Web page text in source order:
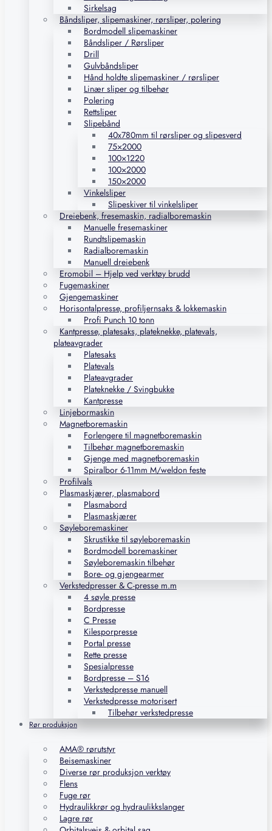
Sirkelsag
Båndsliper, slipemaskiner, rørsliper, polering
Bordmodell slipemaskiner
Båndsliper / Rørsliper
Drill
Gulvbåndsliper
Hånd holdte slipemaskiner / rørsliper
Linær sliper og tilbehør
Polering
Rettsliper
Slipebånd
40x780mm til rørsliper og slipesverd
75×2000
100×1220
100×2000
150×2000
Vinkelsliper
Slipeskiver til vinkelsliper
Dreiebenk, fresemaskin, radialboremaskin
Manuelle fresemaskiner
Rundtslipemaskin
Radialboremaskin
Manuell dreiebenk
Eromobil – Hjelp ved verktøy brudd
Fugemaskiner
Gjengemaskiner
Horisontalpresse, profiljernsaks & lokkemaskin
Profi Punch 10 tonn
Kantpresse, platesaks, plateknekke, platevals,
plateavgrader
Platesaks
Platevals
Plateavgrader
Plateknekke / Svingbukke
Kantpresse
Linjebormaskin
Magnetboremaskin
Forlengere til magnetboremaskin
Tilbehør magnetboremaskin
Gjenge med magnetboremaskin
Spiralbor 6-11mm M/weldon feste
Profilvals
Plasmaskjærer, plasmabord
Plasmabord
Plasmaskjærer
Søyleboremaskiner
Skrustikke til søyleboremaskin
Bordmodell boremaskiner
Søyleboremaskin tilbehør
Bore- og gjengearmer
Verkstedpresser & C-presse m.m
4 søyle presse
Bordpresse
C Presse
Kilesporpresse
Portal presse
Rette presse
Spesialpresse
Bordpresse – S16
Verkstedpresse manuell
Verkstedpresse motorisert
Tilbehør verkstedpresse
Rør produksjon
AMA® rørutstyr
Beisemaskiner
Diverse rør produksjon verktøy
Flens
Fuge rør
Hydraulikkrør og hydraulikkslanger
Lagre rør